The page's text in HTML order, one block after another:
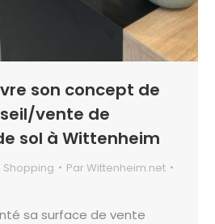
son concept de
vente de
sol à Wittenheim
Shopping Par Wittenheim.net
sa surface de vente